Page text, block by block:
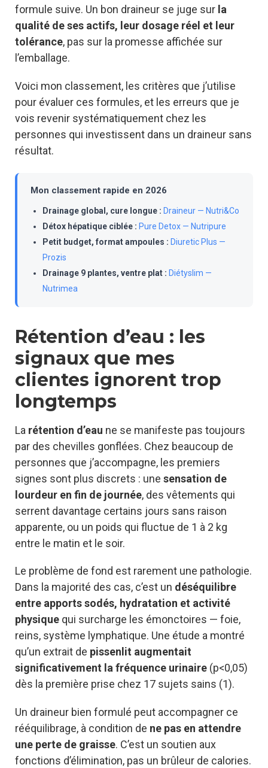
formule suive. Un bon draineur se juge sur la
qualité de ses actifs, leur dosage réel et leur
tolérance, pas sur la promesse affichée sur
l’emballage.
Voici mon classement, les critères que j’utilise
pour évaluer ces formules, et les erreurs que je
vois revenir systématiquement chez les
personnes qui investissent dans un draineur sans
résultat.
Mon classement rapide en 2026
Drainage global, cure longue : Draineur — Nutri&Co
Détox hépatique ciblée : Pure Detox — Nutripure
Petit budget, format ampoules : Diuretic Plus —
Prozis
Drainage 9 plantes, ventre plat : Diétyslim —
Nutrimea
Rétention d’eau : les
signaux que mes
clientes ignorent trop
longtemps
La rétention d’eau ne se manifeste pas toujours
par des chevilles gonflées. Chez beaucoup de
personnes que j’accompagne, les premiers
signes sont plus discrets : une sensation de
lourdeur en fin de journée, des vêtements qui
serrent davantage certains jours sans raison
apparente, ou un poids qui fluctue de 1 à 2 kg
entre le matin et le soir.
Le problème de fond est rarement une pathologie.
Dans la majorité des cas, c’est un déséquilibre
entre apports sodés, hydratation et activité
physique qui surcharge les émonctoires — foie,
reins, système lymphatique. Une étude a montré
qu’un extrait de pissenlit augmentait
significativement la fréquence urinaire (p<0,05)
dès la première prise chez 17 sujets sains (1).
Un draineur bien formulé peut accompagner ce
rééquilibrage, à condition de ne pas en attendre
une perte de graisse. C’est un soutien aux
fonctions d’élimination, pas un brûleur de calories.